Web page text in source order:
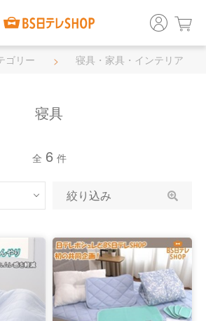
ゴリー
寝具・家具・インテリア
寝具
全 6 件
絞り込み